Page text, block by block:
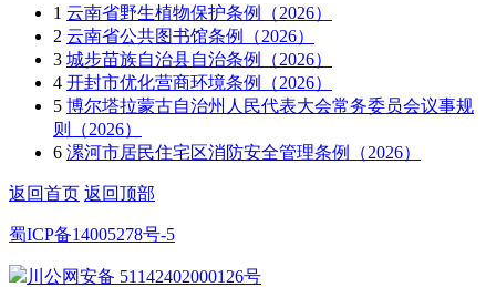
1 云南省野生植物保护条例（2026）
2 云南省公共图书馆条例（2026）
3 城步苗族自治县自治条例（2026）
4 开封市优化营商环境条例（2026）
5 博尔塔拉蒙古自治州人民代表大会常务委员会议事规
则（2026）
6 漯河市居民住宅区消防安全管理条例（2026）
返回首页 返回顶部
蜀ICP备14005278号-5
川公网安备 51142402000126号